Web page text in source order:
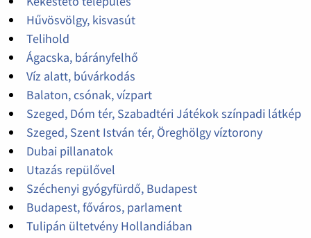
Hűvösvölgy, kisvasút
Telihold
Ágacska, bárányfelhő
Víz alatt, búvárkodás
Balaton, csónak, vízpart
Szeged, Dóm tér, Szabadtéri Játékok színpadi látkép
Szeged, Szent István tér, Öreghölgy víztorony
Dubai pillanatok
Utazás repülővel
Széchenyi gyógyfürdő, Budapest
Budapest, főváros, parlament
Tulipán ültetvény Hollandiában